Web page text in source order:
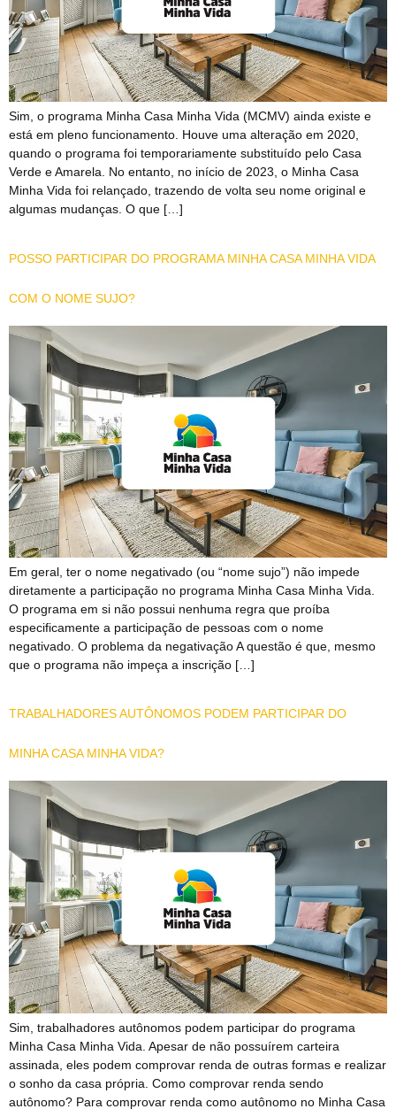
Sim, o programa Minha Casa Minha Vida (MCMV) ainda existe e
está em pleno funcionamento. Houve uma alteração em 2020,
quando o programa foi temporariamente substituído pelo Casa
Verde e Amarela. No entanto, no início de 2023, o Minha Casa
Minha Vida foi relançado, trazendo de volta seu nome original e
algumas mudanças. O que […]
POSSO PARTICIPAR DO PROGRAMA MINHA CASA MINHA VIDA
COM O NOME SUJO?
Em geral, ter o nome negativado (ou “nome sujo”) não impede
diretamente a participação no programa Minha Casa Minha Vida.
O programa em si não possui nenhuma regra que proíba
especificamente a participação de pessoas com o nome
negativado. O problema da negativação A questão é que, mesmo
que o programa não impeça a inscrição […]
TRABALHADORES AUTÔNOMOS PODEM PARTICIPAR DO
MINHA CASA MINHA VIDA?
Sim, trabalhadores autônomos podem participar do programa
Minha Casa Minha Vida. Apesar de não possuírem carteira
assinada, eles podem comprovar renda de outras formas e realizar
o sonho da casa própria. Como comprovar renda sendo
autônomo? Para comprovar renda como autônomo no Minha Casa